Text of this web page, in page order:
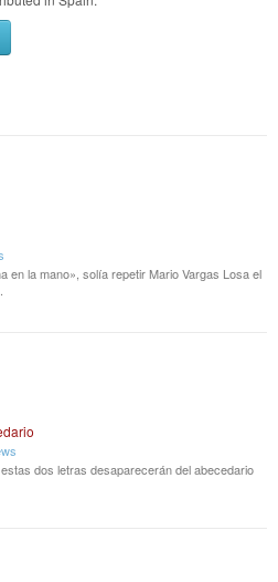
en la mano», solía repetir Mario Vargas Losa el
dos letras desaparecerán del abecedario